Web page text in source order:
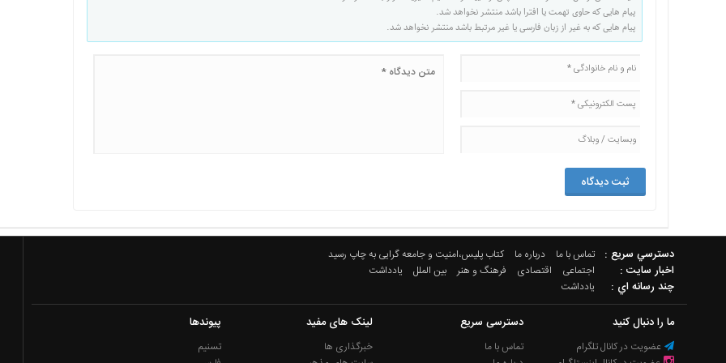
پیام هایی که حاوی تهمت یا افترا باشد منتشر نخواهد شد.
پیام هایی که به غیر از زبان فارسی یا غیر مرتبط باشد منتشر نخواهد شد.
دسترسي سريع : تماس با ما درباره ما کتاب پلیس،امنیت و جامعه گرایی به چاپ رسید
اخبار سایت : اجتماعی اقتصادی فرهنگ و هنر بین الملل یادداشت
چند رسانه اي : یادداشت
ما را دنبال کنید
عضویت در کانال تلگرام
دسترسی سریع
تماس با ما
لینک های مفید
خبرگذاری ها
پیوندها
تسنیم